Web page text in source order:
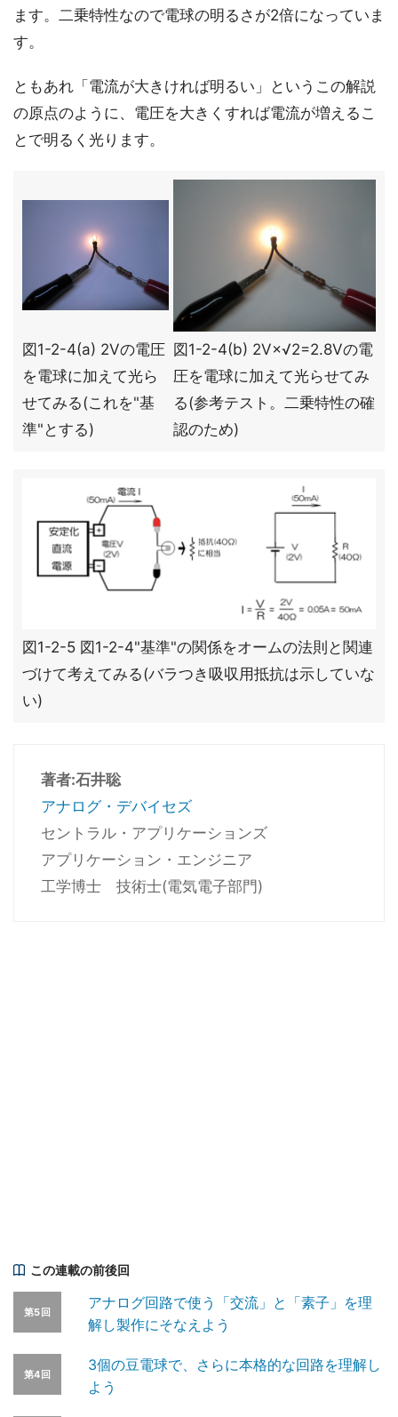
ます。二乗特性なので電球の明るさが2倍になっていま
す。
ともあれ「電流が大きければ明るい」というこの解説
の原点のように、電圧を大きくすれば電流が増えるこ
とで明るく光ります。
図1-2-4(a) 2Vの電圧
を電球に加えて光ら
せてみる(これを"基
準"とする)
図1-2-4(b) 2V×√2=2.8Vの電
圧を電球に加えて光らせてみ
る(参考テスト。二乗特性の確
認のため)
図1-2-5 図1-2-4"基準"の関係をオームの法則と関連
づけて考えてみる(バラつき吸収用抵抗は示していな
い)
著者:石井聡
アナログ・デバイセズ
セントラル・アプリケーションズ
アプリケーション・エンジニア
工学博士 技術士(電気電子部門)
この連載の前後回
第5回
アナログ回路で使う「交流」と「素子」を理
解し製作にそなえよう
第4回
3個の豆電球で、さらに本格的な回路を理解し
よう